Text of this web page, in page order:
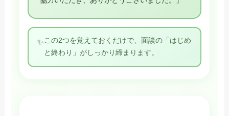
✨この2つを覚えておくだけで、面談の「はじめ
と終わり」がしっかり締まります。